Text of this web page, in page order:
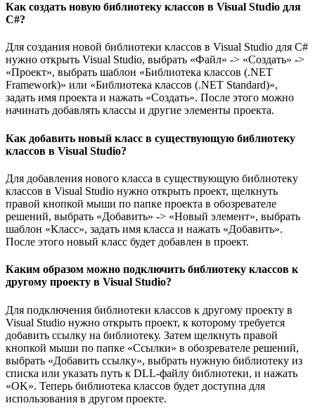
Как создать новую библиотеку классов в Visual Studio для
C#?
Для создания новой библиотеки классов в Visual Studio для C#
нужно открыть Visual Studio, выбрать «Файл» -> «Создать» ->
«Проект», выбрать шаблон «Библиотека классов (.NET
Framework)» или «Библиотека классов (.NET Standard)»,
задать имя проекта и нажать «Создать». После этого можно
начинать добавлять классы и другие элементы проекта.
Как добавить новый класс в существующую библиотеку
классов в Visual Studio?
Для добавления нового класса в существующую библиотеку
классов в Visual Studio нужно открыть проект, щелкнуть
правой кнопкой мыши по папке проекта в обозревателе
решений, выбрать «Добавить» -> «Новый элемент», выбрать
шаблон «Класс», задать имя класса и нажать «Добавить».
После этого новый класс будет добавлен в проект.
Каким образом можно подключить библиотеку классов к
другому проекту в Visual Studio?
Для подключения библиотеки классов к другому проекту в
Visual Studio нужно открыть проект, к которому требуется
добавить ссылку на библиотеку. Затем щелкнуть правой
кнопкой мыши по папке «Ссылки» в обозревателе решений,
выбрать «Добавить ссылку», выбрать нужную библиотеку из
списка или указать путь к DLL-файлу библиотеки, и нажать
«OK». Теперь библиотека классов будет доступна для
использования в другом проекте.